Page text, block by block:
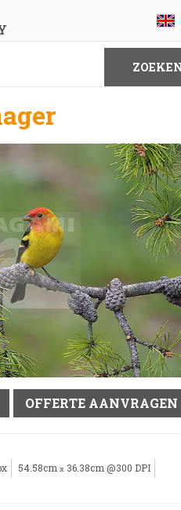
OFFERTE AANVRAGEN
54.58cm x 36.38cm @300 DPI